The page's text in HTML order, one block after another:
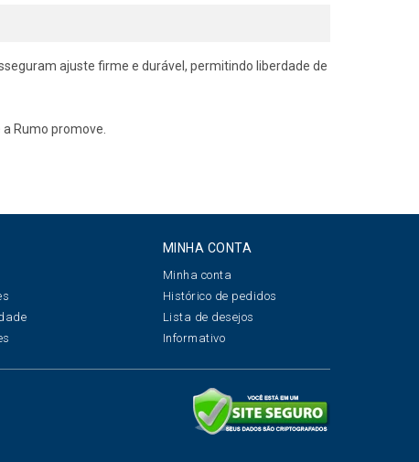
ajuste firme e durável, permitindo liberdade de
Rumo promove.
MINHA CONTA
Minha conta
Histórico de pedidos
Lista de desejos
Informativo